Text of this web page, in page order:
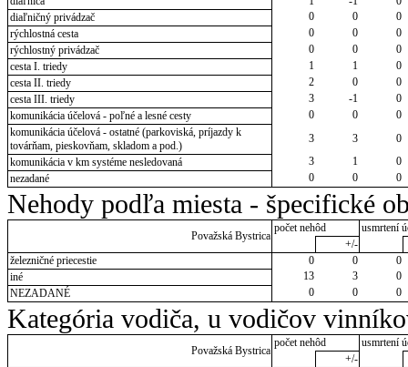
diaľničný privádzač
0 0
0
rýchlostná cesta
0 0
0
rýchlostný privádzač
0 0
0
cesta I. triedy
1 1
0
cesta II. triedy
2 0
0
cesta III. triedy
3 -1
0
komunikácia účelová - poľné a lesné cesty
0 0
0
komunikácia účelová - ostatné (parkoviská, príjazdy k
továrňam, pieskovňam, skladom a pod.)
3 3
0
komunikácia v km systéme nesledovaná
3 1
0
nezadané
0 0 0
Nehody podľa miesta - špecifické
Považská Bystrica
počet nehôd
usmrtení
+/-
železničné priecestie
0 0
0
iné
13 3
0
NEZADANÉ
0 0 0
Kategória vodiča, u vodičov
Považská Bystrica
počet nehôd
usmrtení
+/-